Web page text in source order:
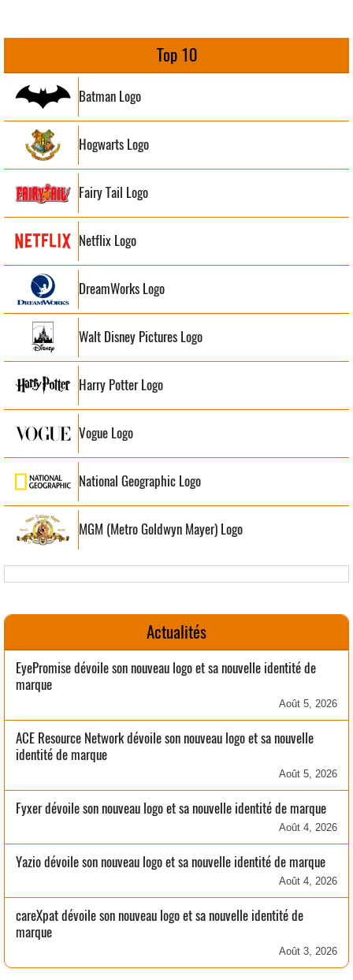
Top 10
Batman Logo
Hogwarts Logo
Fairy Tail Logo
Netflix Logo
DreamWorks Logo
Walt Disney Pictures Logo
Harry Potter Logo
Vogue Logo
National Geographic Logo
MGM (Metro Goldwyn Mayer) Logo
Actualités
EyePromise dévoile son nouveau logo et sa nouvelle identité de
marque
Août 5, 2026
ACE Resource Network dévoile son nouveau logo et sa nouvelle
identité de marque
Août 5, 2026
Fyxer dévoile son nouveau logo et sa nouvelle identité de marque
Août 4, 2026
Yazio dévoile son nouveau logo et sa nouvelle identité de marque
Août 4, 2026
careXpat dévoile son nouveau logo et sa nouvelle identité de
marque
Août 3, 2026